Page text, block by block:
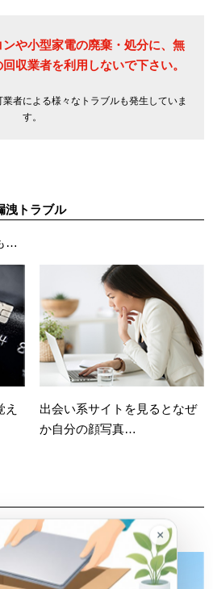
や小型家電の廃棄・処分に、 無
収業者を利用しないで下さい。
業者による様々なトラブルも発生していま
す。
洩トラブル
…
え
出会い系サイトを見ると なぜ
か自分の顔写真…
たケースも… ×